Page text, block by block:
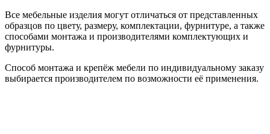
Все мебельные изделия могут отличаться от представленных
образцов по цвету, размеру, комплектации, фурнитуре, а также
способами монтажа и производителями комплектующих и
фурнитуры.
Способ монтажа и крепёж мебели по индивидуальному заказу
выбирается производителем по возможности её применения.